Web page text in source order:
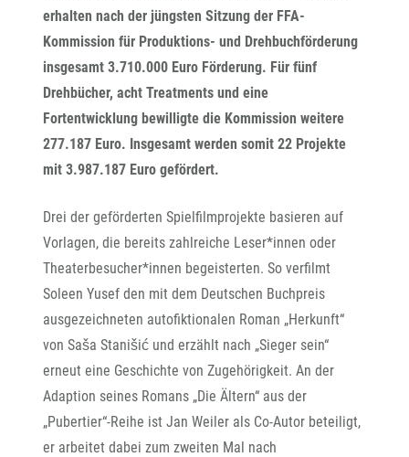
erhalten nach der jüngsten Sitzung der FFA-
Kommission für Produktions- und Drehbuchförderung
insgesamt 3.710.000 Euro Förderung. Für fünf
Drehbücher, acht Treatments und eine
Fortentwicklung bewilligte die Kommission weitere
277.187 Euro. Insgesamt werden somit 22 Projekte
mit 3.987.187 Euro gefördert.
Drei der geförderten Spielfilmprojekte basieren auf
Vorlagen, die bereits zahlreiche Leser*innen oder
Theaterbesucher*innen begeisterten. So verfilmt
Soleen Yusef den mit dem Deutschen Buchpreis
ausgezeichneten autofiktionalen Roman „Herkunft“
von Saša Stanišić und erzählt nach „Sieger sein“
erneut eine Geschichte von Zugehörigkeit. An der
Adaption seines Romans „Die Ältern“ aus der
„Pubertier“-Reihe ist Jan Weiler als Co-Autor beteiligt,
er arbeitet dabei zum zweiten Mal nach